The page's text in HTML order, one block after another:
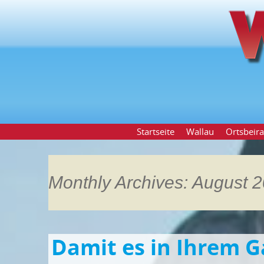
Startseite Wallau
Monthly Archives: August
Damit es in Ihrem